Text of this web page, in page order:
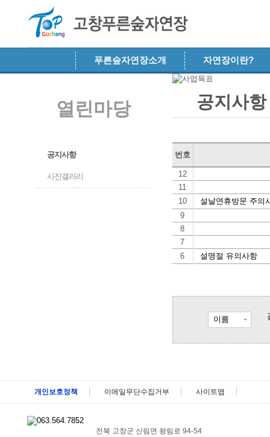
푸른숲자연장소개 자연장이란?
공지사항
번호
12
11
10
설날연휴방문 주의
9
8
7
6
설명절 유의사항
이름
열린마당
공지사항
사진갤러리
개인보호정책 이메일무단수집거부 사이트맵
전북 고창군 신림면 왕림로 94-54